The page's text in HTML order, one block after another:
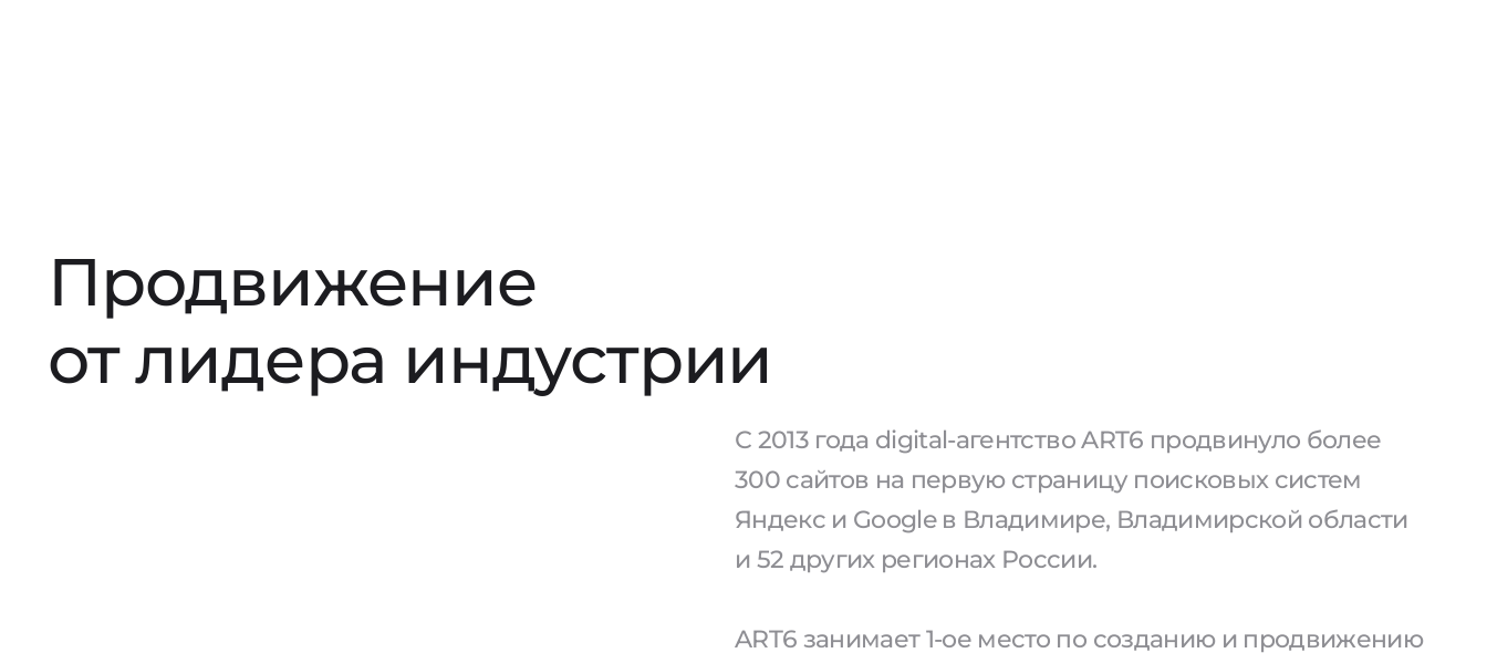
Продвижение
от лидера индустрии
С 2013 года digital-агентство ART6 продвинуло более
300 сайтов на первую страницу поисковых систем
Яндекс и Google в Владимире, Владимирской области
и 52 других регионах России.
ART6 занимает 1-ое место по созданию и продвижению